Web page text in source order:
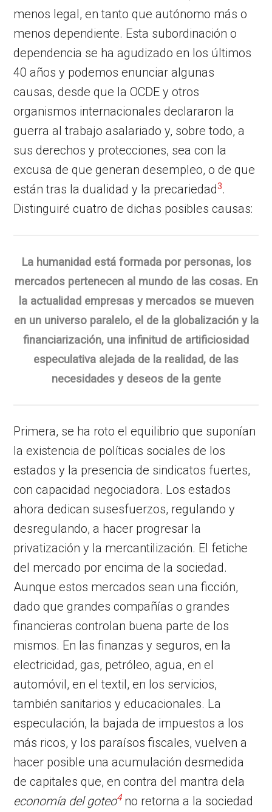
menos legal, en tanto que autónomo más o
menos dependiente. Esta subordinación o
dependencia se ha agudizado en los últimos
40 años y podemos enunciar algunas
causas, desde que la OCDE y otros
organismos internacionales declararon la
guerra al trabajo asalariado y, sobre todo, a
sus derechos y protecciones, sea con la
excusa de que generan desempleo, o de que
están tras la dualidad y la precariedad3.
Distinguiré cuatro de dichas posibles causas:
La humanidad está formada por personas, los
mercados pertenecen al mundo de las cosas. En
la actualidad empresas y mercados se mueven
en un universo paralelo, el de la globalización y la
financiarización, una infinitud de artificiosidad
especulativa alejada de la realidad, de las
necesidades y deseos de la gente
Primera, se ha roto el equilibrio que suponían
la existencia de políticas sociales de los
estados y la presencia de sindicatos fuertes,
con capacidad negociadora. Los estados
ahora dedican susesfuerzos, regulando y
desregulando, a hacer progresar la
privatización y la mercantilización. El fetiche
del mercado por encima de la sociedad.
Aunque estos mercados sean una ficción,
dado que grandes compañías o grandes
financieras controlan buena parte de los
mismos. En las finanzas y seguros, en la
electricidad, gas, petróleo, agua, en el
automóvil, en el textil, en los servicios,
también sanitarios y educacionales. La
especulación, la bajada de impuestos a los
más ricos, y los paraísos fiscales, vuelven a
hacer posible una acumulación desmedida
de capitales que, en contra del mantra dela
economía del goteo4no retorna a la sociedad